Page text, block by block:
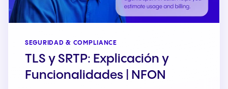
SEGURIDAD & COMPLIANCE
TLS y SRTP: Explicación y
Funcionalidades | NFON